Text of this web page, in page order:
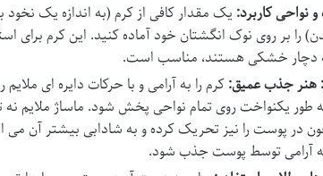
نواحی کاربرد: یک مقدار کافی از کرم (به اندازه یک
را بر روی نوک انگشتان خود آماده کنید. این کرم برای
دچار خشکی هستند، مناسب است.
هنر جذب عمیق:کرم را به آرامی و با حرکات دایره ای
طور یکنواخت روی تمام نواحی پخش شود. ماساژ ملایم
در پوست را نیز تحریک کرده و به شادابی بیشتر آن می
آرامی توسط پوست جذب شود.